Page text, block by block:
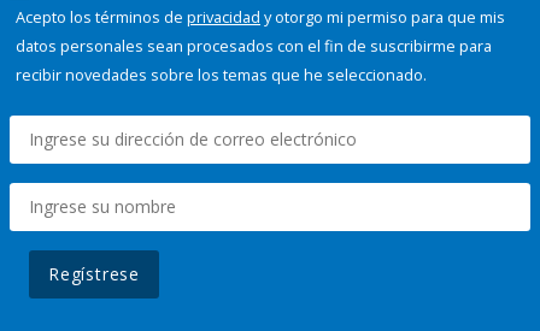
Acepto los términos de privacidad y otorgo mi permiso para que mis
datos personales sean procesados con el fin de suscribirme para
recibir novedades sobre los temas que he seleccionado.
Regístrese